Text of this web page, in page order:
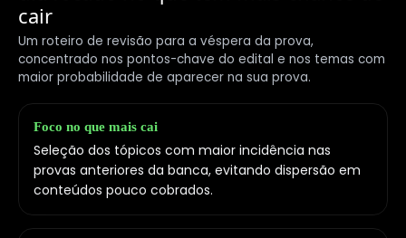
cair
Um roteiro de revisão para a véspera da prova,
concentrado nos pontos-chave do edital e nos temas com
maior probabilidade de aparecer na sua prova.
Foco no que mais cai
Seleção dos tópicos com maior incidência nas
provas anteriores da banca, evitando dispersão em
conteúdos pouco cobrados.